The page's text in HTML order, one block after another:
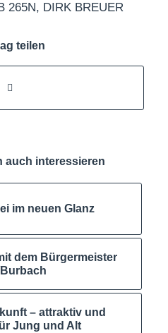
B 265N, DIRK BREUER
teilen
auch interessieren
im neuen Glanz
dem Bürgermeister
– attraktiv und
Jung und Alt